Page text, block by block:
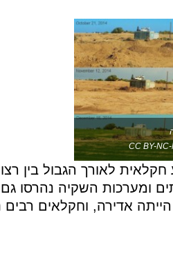
לאורך הגבול בין
ב-2014. בתים ומערכות השקיה
אדירה, וחקלאים רבים